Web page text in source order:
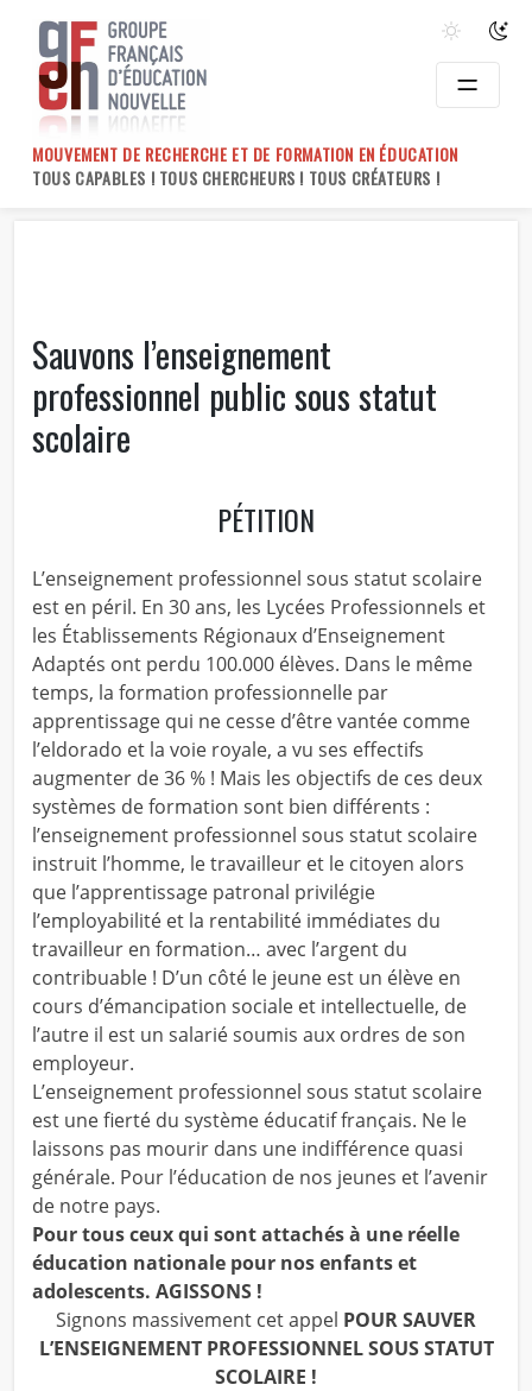
content
MOUVEMENT DE RECHERCHE ET DE FORMATION EN ÉDUCATION
TOUS CAPABLES ! TOUS CHERCHEURS ! TOUS CRÉATEURS !
Sauvons l’enseignement
professionnel public sous statut
scolaire
PÉTITION
L’enseignement professionnel sous statut scolaire
est en péril. En 30 ans, les Lycées Professionnels et
les Établissements Régionaux d’Enseignement
Adaptés ont perdu 100.000 élèves. Dans le même
temps, la formation professionnelle par
apprentissage qui ne cesse d’être vantée comme
l’eldorado et la voie royale, a vu ses effectifs
augmenter de 36 % ! Mais les objectifs de ces deux
systèmes de formation sont bien différents :
l’enseignement professionnel sous statut scolaire
instruit l’homme, le travailleur et le citoyen alors
que l’apprentissage patronal privilégie
l’employabilité et la rentabilité immédiates du
travailleur en formation… avec l’argent du
contribuable ! D’un côté le jeune est un élève en
cours d’émancipation sociale et intellectuelle, de
l’autre il est un salarié soumis aux ordres de son
employeur.
L’enseignement professionnel sous statut scolaire
est une fierté du système éducatif français. Ne le
laissons pas mourir dans une indifférence quasi
générale. Pour l’éducation de nos jeunes et l’avenir
de notre pays.
Pour tous ceux qui sont attachés à une réelle
éducation nationale pour nos enfants et
adolescents. AGISSONS !
Signons massivement cet appel POUR SAUVER
L’ENSEIGNEMENT PROFESSIONNEL SOUS STATUT
SCOLAIRE !